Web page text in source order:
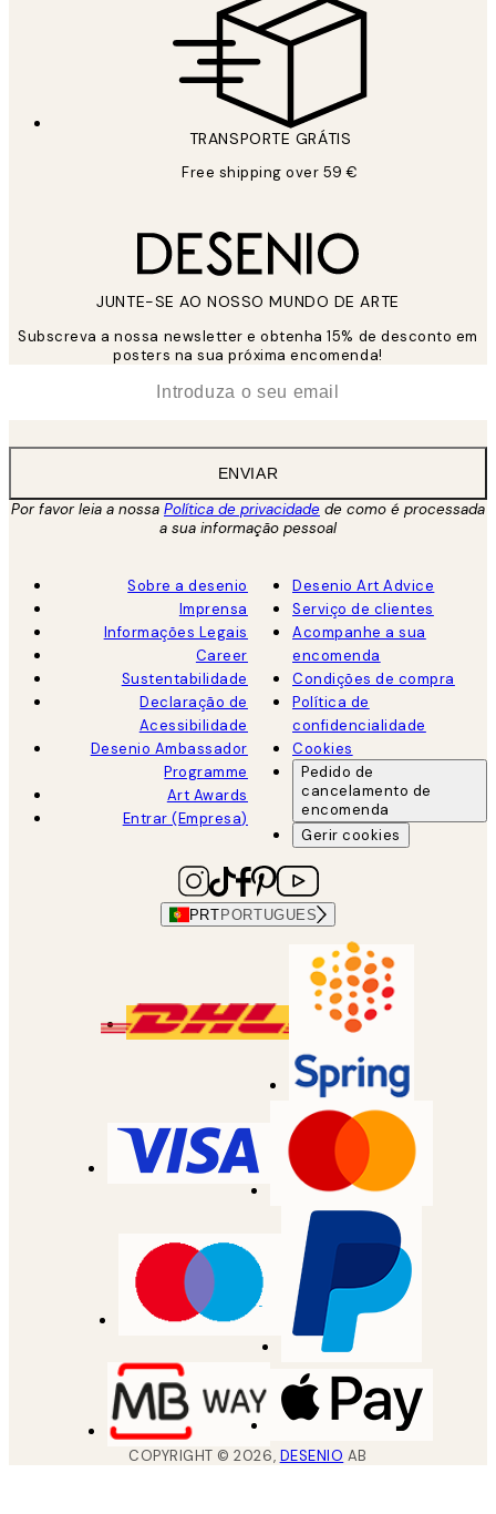
TRANSPORTE GRÁTIS
Free shipping over 59 €
JUNTE-SE AO NOSSO MUNDO DE ARTE
Subscreva a nossa newsletter e obtenha 15% de desconto em
posters na sua próxima encomenda!
ENVIAR
Por favor leia a nossa Política de privacidade de como é processada
a sua informação pessoal
Sobre a desenio
Imprensa
Informações Legais
Career
Sustentabilidade
Declaração de
Acessibilidade
Desenio Ambassador
Programme
Art Awards
Entrar (Empresa)
Desenio Art Advice
Serviço de clientes
Acompanhe a sua
encomenda
Condições de compra
Política de
confidencialidade
Cookies
Pedido de
cancelamento de
encomenda
Gerir cookies
PRT PORTUGUES
COPYRIGHT ©2026, DESENIO AB